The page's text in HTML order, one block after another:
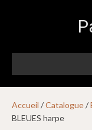
Accueil /Catalogue/
BLEUES harpe